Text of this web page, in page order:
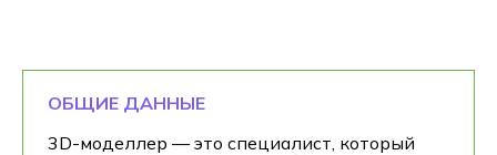
ОБЩИЕ ДАННЫЕ
3D-моделлер — это специалист, который